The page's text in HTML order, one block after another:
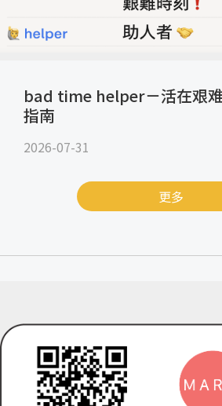
bad time helper－活在艰
指南
2026-07-31
更多